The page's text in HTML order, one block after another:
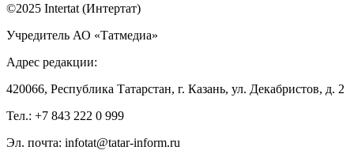
©2025 Intertat (Интертат)
Учредитель АО «Татмедиа»
Адрес редакции:
420066, Республика Татарстан, г. Казань, ул. Декабристов, д. 2
Тел.: +7 843 222 0 999
Эл. почта: infotat@tatar-inform.ru